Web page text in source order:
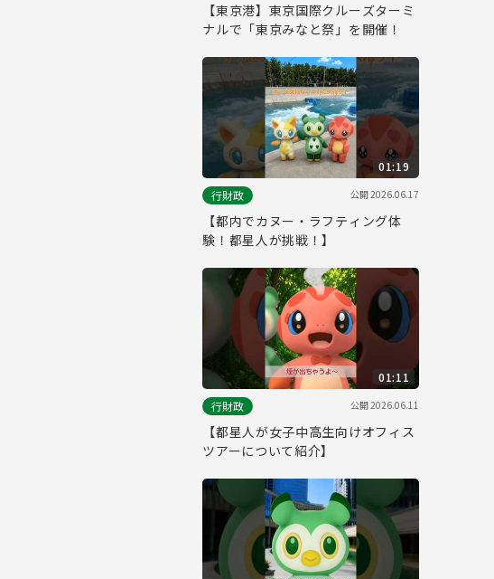
【東京港】東京国際クルーズターミ
ナルで「東京みなと祭」を開催！
01:19
行財政
公開2026.06.17
【都内でカヌー・ラフティング体
験！都星人が挑戦！】
01:11
行財政
公開2026.06.11
【都星人が女子中高生向けオフィス
ツアーについて紹介】